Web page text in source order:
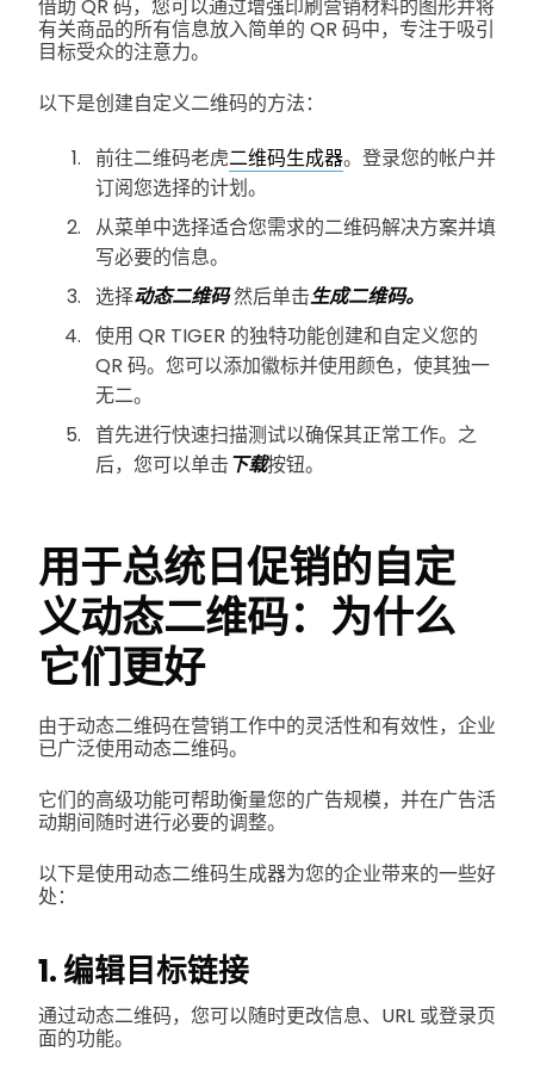
借助 QR 码，您可以通过增强印刷营销材料的图形并将
有关商品的所有信息放入简单的 QR 码中，专注于吸引
目标受众的注意力。
以下是创建自定义二维码的方法：
前往二维码老虎二维码生成器。登录您的帐户并
订阅您选择的计划。
从菜单中选择适合您需求的二维码解决方案并填
写必要的信息。
选择动态二维码然后单击生成二维码。
使用 QR TIGER 的独特功能创建和自定义您的
QR 码。您可以添加徽标并使用颜色，使其独一
无二。
首先进行快速扫描测试以确保其正常工作。之
后，您可以单击下载按钮。
用于总统日促销的自定
义动态二维码：为什么
它们更好
由于动态二维码在营销工作中的灵活性和有效性，企业
已广泛使用动态二维码。
它们的高级功能可帮助衡量您的广告规模，并在广告活
动期间随时进行必要的调整。
以下是使用动态二维码生成器为您的企业带来的一些好
处：
1. 编辑目标链接
通过动态二维码，您可以随时更改信息、URL 或登录页
面的功能。